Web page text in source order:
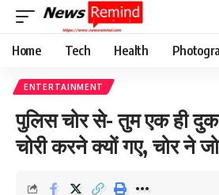
Home Tech Health
ENTERTAINMENT
पुलिस चोर से- तुम एक ही
चोरी करने क्यों गए, चोर ने